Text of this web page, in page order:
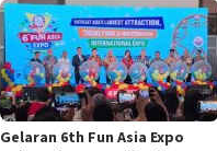
Gelaran 6th Fun Asia Expo